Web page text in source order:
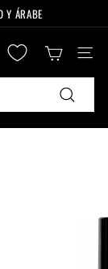
Y ÁRABE
Buscar